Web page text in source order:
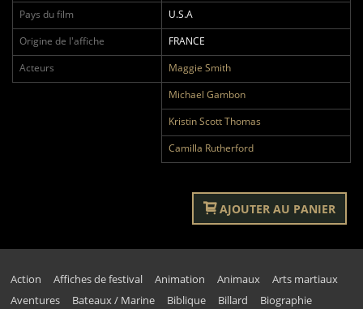
Pays du film
U.S.A
Origine de l'affiche
FRANCE
Acteurs
Maggie Smith
Michael Gambon
Kristin Scott Thomas
Camilla Rutherford
AJOUTER AU PANIER
Action Affiches de festival Animation Animaux
Arts martiaux
Aventures
Bateaux / Marine Biblique Billard
Biographie